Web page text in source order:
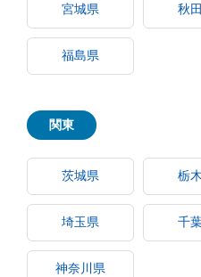
宮城県 秋
福島県
関東
茨城県 栃
埼玉県 千
神奈川県